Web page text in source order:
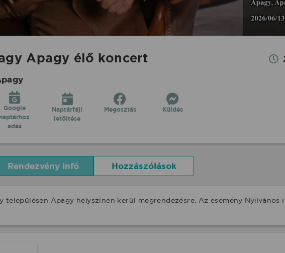
Apagy élő koncert
Google
naptárhoz
adás
Naptárfájl
letöltése
Megosztás Küldés
Rendezvény infó Hozzászólások
Apagy helyszínen kerül megrendezésre. Az esemény Nyilvános